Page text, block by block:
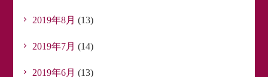
2019年8月 (13)
2019年7月 (14)
2019年6月 (13)